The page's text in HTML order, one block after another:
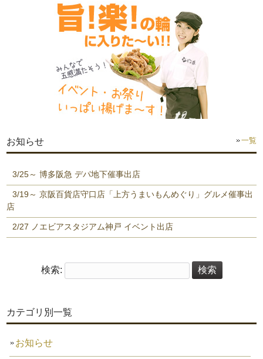
お知らせ 一覧
3/25～ 博多阪急 デパ地下催事出店
3/19～ 京阪百貨店守口店「上方うまいもんめぐり」グルメ催事出
店
2/27 ノエビアスタジアム神戸 イベント出店
検索:
カテゴリ別一覧
お知らせ